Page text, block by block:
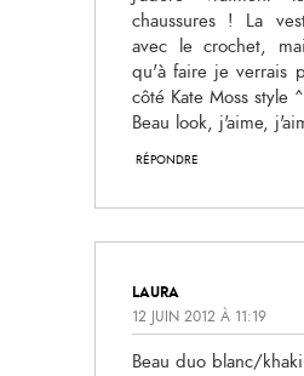
chaussures ! La
avec le crochet,
qu'à faire je verrais
côté Kate Moss style
Beau look, j'aime,
RÉPONDRE
LAURA
12 JUIN 2012 À 11:19
Beau duo blanc/